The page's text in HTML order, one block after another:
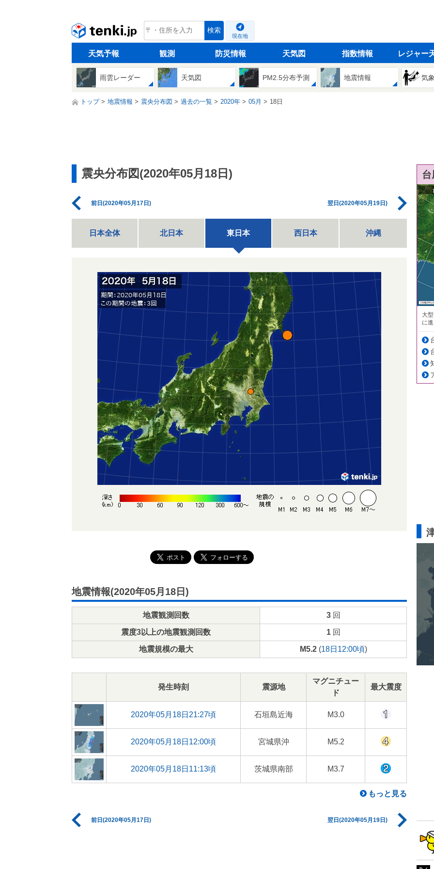
tenki.jp 検索
現在地
天気予報 観測 防災情報 天気図 指数情報 レジャー
雨雲レーダー 天気図 PM2.5分布予測 地震情報 気
トップ 地震情報 震央分布図 過去の一覧 2020年 05月 18日
震央分布図(2020年05月18日)
前日(2020年05月17日) 翌日(2020年05月19日)
日本全体 北日本 東日本 西日本 沖縄
地震情報(2020年05月18日)
地震観測回数 3回
震度3以上の地震観測回数 1回
地震規模の最大 M5.2(18日12:00頃)
発生時刻 震源地
マグニチュー
ド
最大震度
2020年05月18日21:27頃 石垣島近海 M3.0
2020年05月18日12:00頃 宮城県沖 M5.2
2020年05月18日11:13頃 茨城県南部 M3.7
もっと見る
前日(2020年05月17日) 翌日(2020年05月19日)
大
に